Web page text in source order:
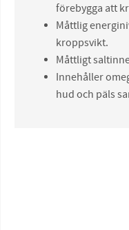
förebygga att
Måttlig
kroppsvikt.
Måttligt
Innehåller
hud och päls